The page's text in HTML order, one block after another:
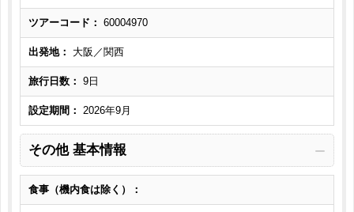
ツアーコード： 60004970
出発地： 大阪／関西
旅行日数： 9日
設定期間： 2026年9月
その他 基本情報
食事（機内食は除く）：